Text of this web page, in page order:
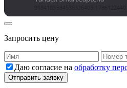
Запросить цену
Даю согласие на обработку